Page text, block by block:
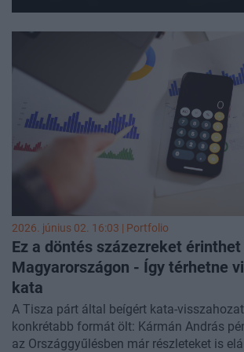
2026. június 02. 16:03 | Portfolio
Ez a döntés százezreket érinthet
Magyarországon - Így térhetne
kata
A Tisza párt által beígért kata-
konkrétabb formát ölt: Kármán András
az Országgyűlésben már részleteket is